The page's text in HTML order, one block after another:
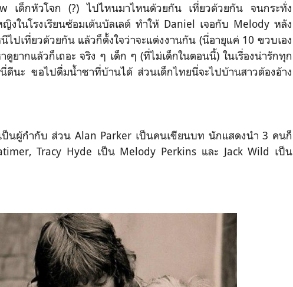
เด็กหัวโจก (?) ไปไหนมาไหนด้วยกัน เที่ยวด้วยกัน จนกระทั่ง
งในโรงเรียนซ้อมเต้นบัลเลต์ ทำให้ Daniel เจอกับ Melody หลัง
ปเที่ยวด้วยกัน แล้วก็ตั้งใจว่าจะแต่งงานกัน (นี่อายุแค่ 10 ขวบเอง
ยากแล้วก็เถอะ จริง ๆ เด็ก ๆ (ที่ไม่เด็กในตอนนี้) ในเรื่องน่ารักทุก
ดีนะ ขอไปดื่มน้ำชาที่บ้านได้ ส่วนเด็กไทยนี่จะไปบ้านสาวต้องอ้าง
ป็นผู้กำกับ ส่วน Alan Parker เป็นคนเขียนบท นักแสดงนำ 3 คนก็
Tracy Hyde เป็น Melody Perkins และ Jack Wild เป็น